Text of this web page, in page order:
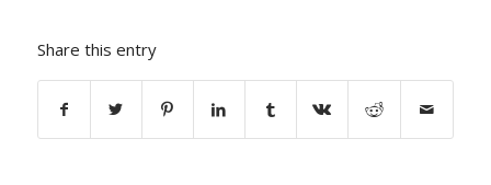
Share this entry